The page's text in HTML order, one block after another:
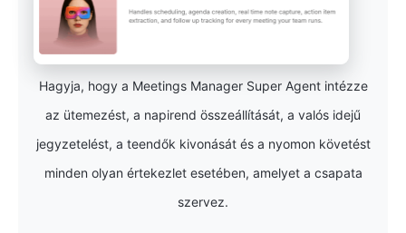
Hagyja, hogy a Meetings Manager Super Agent intézze
az ütemezést, a napirend összeállítását, a valós idejű
jegyzetelést, a teendők kivonását és a nyomon követést
minden olyan értekezlet esetében, amelyet a csapata
szervez.